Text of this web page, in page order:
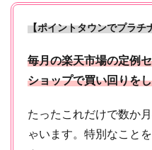
【ポイントタウンでプラチ
毎月の楽天市場の定例
ショップで買い回りを
たったこれだけで数か
ゃいます。特別なこと